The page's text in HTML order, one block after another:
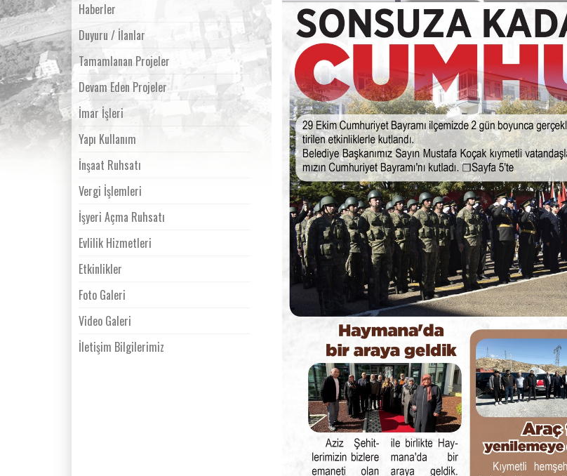
Haberler
Duyuru / İlanlar
Tamamlanan Projeler
Devam Eden Projeler
İmar İşleri
Yapı Kullanım
İnşaat Ruhsatı
Vergi İşlemleri
İşyeri Açma Ruhsatı
Evlilik Hizmetleri
Etkinlikler
Foto Galeri
Video Galeri
İletişim Bilgilerimiz